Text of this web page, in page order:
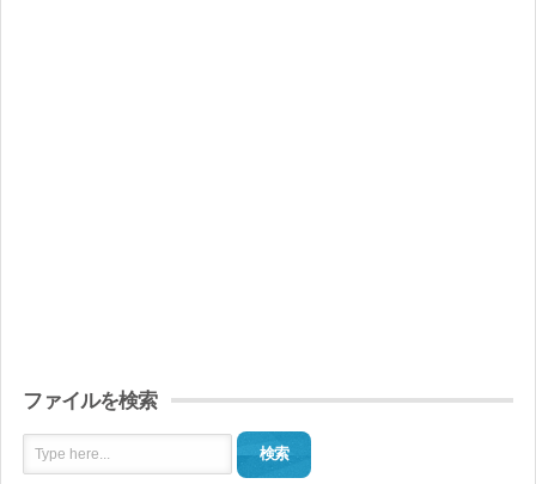
ファイルを検索
検索